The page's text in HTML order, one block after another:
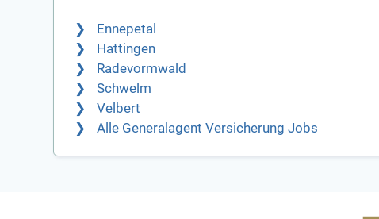
Ennepetal
Hattingen
Radevormwald
Schwelm
Velbert
Alle Generalagent Versicherung Jobs